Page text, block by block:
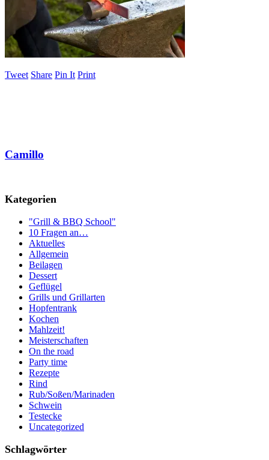
Tweet Share Pin It Print
Camillo
Kategorien
"Grill & BBQ School"
10 Fragen an…
Aktuelles
Allgemein
Beilagen
Dessert
Geflügel
Grills und Grillarten
Hopfentrank
Kochen
Mahlzeit!
Meisterschaften
On the road
Party time
Rezepte
Rind
Rub/Soßen/Marinaden
Schwein
Testecke
Uncategorized
Schlagwörter